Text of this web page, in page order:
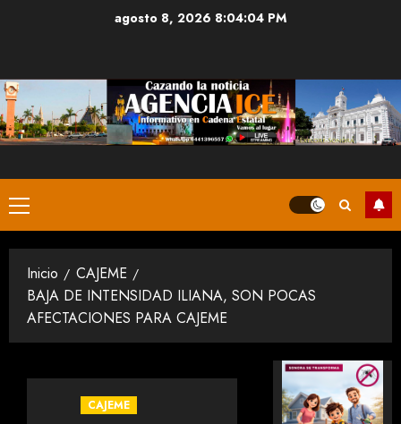
agosto 8, 2026 8:04:04 PM
Menú
principal
Inicio
CAJEME
BAJA DE INTENSIDAD ILIANA, SON POCAS
AFECTACIONES PARA CAJEME
CAJEME